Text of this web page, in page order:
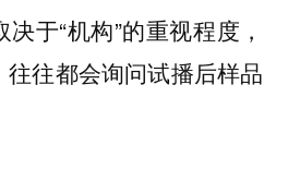
于“机构”的重视程度，
往都会询问试播后样品